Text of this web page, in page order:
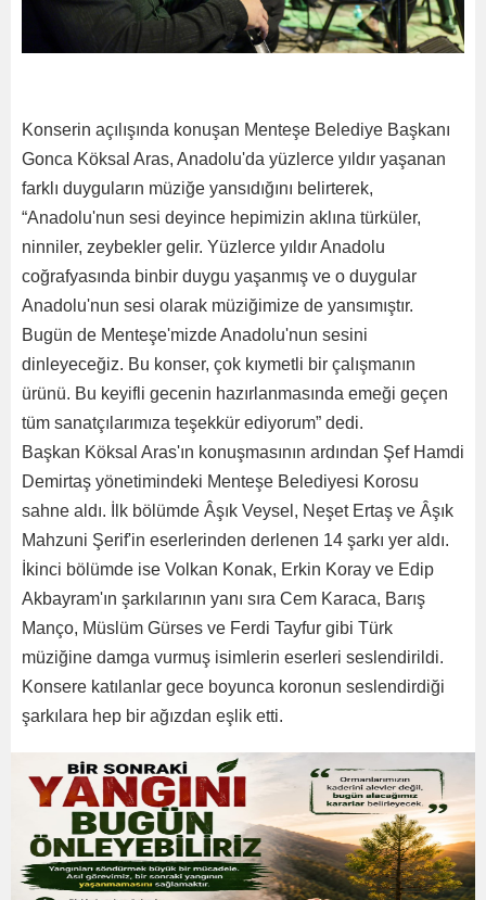
Konserin açılışında konuşan Menteşe Belediye Başkanı
Gonca Köksal Aras, Anadolu'da yüzlerce yıldır yaşanan
farklı duyguların müziğe yansıdığını belirterek,
“Anadolu'nun sesi deyince hepimizin aklına türküler,
ninniler, zeybekler gelir. Yüzlerce yıldır Anadolu
coğrafyasında binbir duygu yaşanmış ve o duygular
Anadolu'nun sesi olarak müziğimize de yansımıştır.
Bugün de Menteşe'mizde Anadolu'nun sesini
dinleyeceğiz. Bu konser, çok kıymetli bir çalışmanın
ürünü. Bu keyifli gecenin hazırlanmasında emeği geçen
tüm sanatçılarımıza teşekkür ediyorum” dedi.
Başkan Köksal Aras'ın konuşmasının ardından Şef Hamdi
Demirtaş yönetimindeki Menteşe Belediyesi Korosu
sahne aldı. İlk bölümde Âşık Veysel, Neşet Ertaş ve Âşık
Mahzuni Şerif'in eserlerinden derlenen 14 şarkı yer aldı.
İkinci bölümde ise Volkan Konak, Erkin Koray ve Edip
Akbayram'ın şarkılarının yanı sıra Cem Karaca, Barış
Manço, Müslüm Gürses ve Ferdi Tayfur gibi Türk
müziğine damga vurmuş isimlerin eserleri seslendirildi.
Konsere katılanlar gece boyunca koronun seslendirdiği
şarkılara hep bir ağızdan eşlik etti.